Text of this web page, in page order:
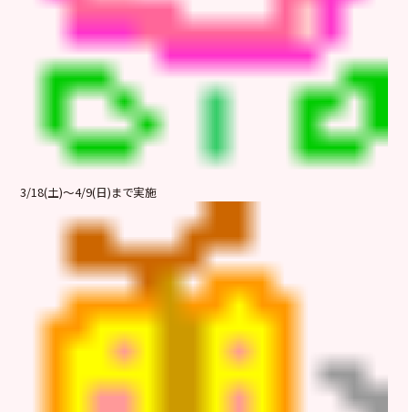
3/18(土)～4/9(日)まで実施